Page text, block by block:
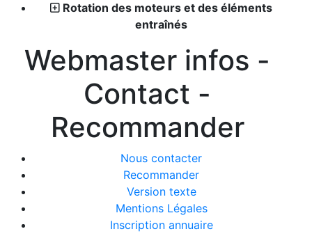
Rotation des moteurs et des éléments
entraînés
Webmaster infos -
Contact -
Recommander
Nous contacter
Recommander
Version texte
Mentions Légales
Inscription annuaire